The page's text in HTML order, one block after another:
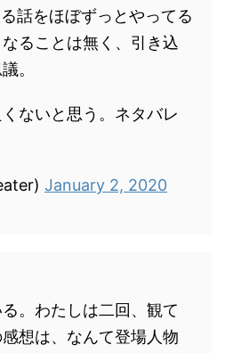
話をほぼずっとやってる
ることは無く、引き込
。
ないと思う。ネタバレ
January 2, 2020
。わたしは二回、観て
想は、なんて登場人物